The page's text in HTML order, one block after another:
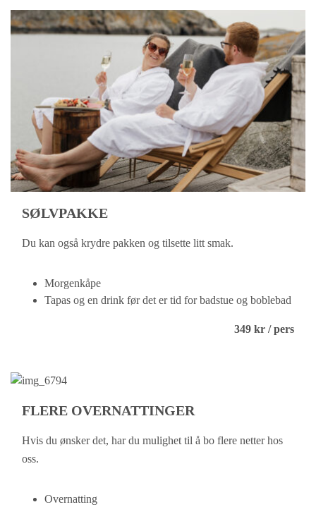
SØLVPAKKE
Du kan også krydre pakken og tilsette litt smak.
Morgenkåpe
Tapas og en drink før det er tid for badstue og boblebad
349 kr / pers
FLERE OVERNATTINGER
Hvis du ønsker det, har du mulighet til å bo flere netter hos
oss.
Overnatting